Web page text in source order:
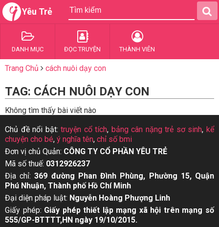
Yêu Trẻ
DANH MỤC ĐỌC TRUYỆN THÀNH VIÊN
Trang Chủ cách nuôi dạy con
TAG: CÁCH NUÔI DẠY CON
Không tìm thấy bài viết nào
Chủ đề nổi bật:truyện cổ tích, bảng cân nặng trẻ sơ sinh,kể
chuyện cho bé, ý nghĩa tên, chỉ số bmi
Đơn vị chủ Quản: CÔNG TY CỔ PHẦN YÊU TRẺ
Mã số thuế: 0312926237
Địa chỉ:369 đường Phan Đình Phùng, Phường 15, Quận
Phú Nhuận, Thành phố Hồ Chí Minh
Đại diện pháp luật: Nguyễn Hoàng Phượng Linh
Giấy phép: Giấy phép thiết lập mạng xã hội trên mạng số
555/GP-BTTTT,HN ngày 19/10/2015.